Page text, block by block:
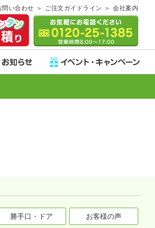
問い合わせ ご注文ガイドライン 会社案内
勝手口・ドア お客様の声